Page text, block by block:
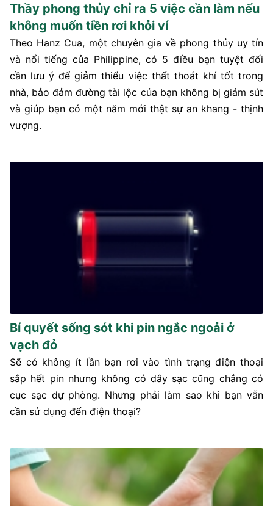
Thầy phong thủy chỉ ra 5 việc cần làm nếu
không muốn tiền rơi khỏi ví
Theo Hanz Cua, một chuyên gia về phong thủy uy tín
và nổi tiếng của Philippine, có 5 điều bạn tuyệt đối
cần lưu ý để giảm thiểu việc thất thoát khí tốt trong
nhà, bảo đảm đường tài lộc của bạn không bị giảm sút
và giúp bạn có một năm mới thật sự an khang - thịnh
vượng.
Bí quyết sống sót khi pin ngắc ngoải ở
vạch đỏ
Sẽ có không ít lần bạn rơi vào tình trạng điện thoại
sắp hết pin nhưng không có dây sạc cũng chẳng có
cục sạc dự phòng. Nhưng phải làm sao khi bạn vẫn
cần sử dụng đến điện thoại?